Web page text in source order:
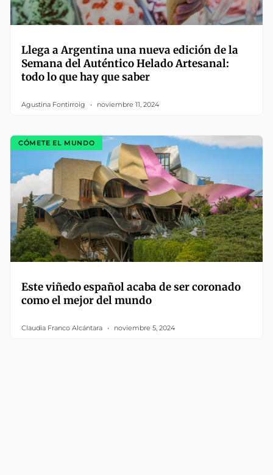
Llega a Argentina una nueva edición de la
Semana del Auténtico Helado Artesanal:
todo lo que hay que saber
Agustina Fontirroig noviembre 11, 2024
CÓMETE EL MUNDO
Este viñedo español acaba de ser coronado
como el mejor del mundo
Claudia Franco Alcántara noviembre 5, 2024